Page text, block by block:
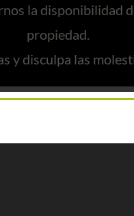
la disponibilidad
propiedad.
y disculpa las